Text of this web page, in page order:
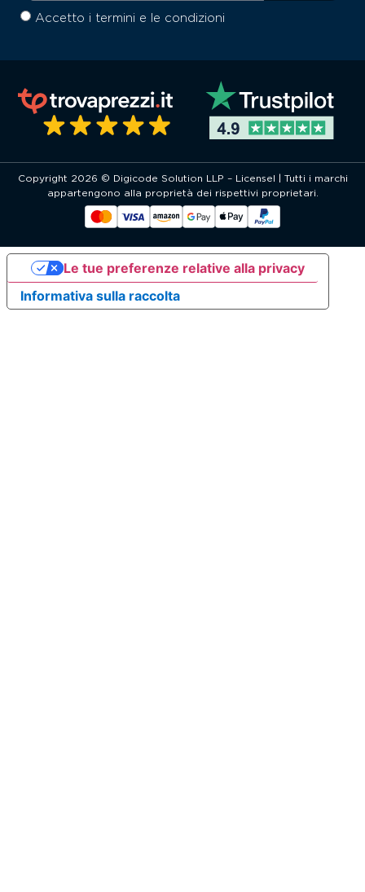
Accetto i termini e le condizioni
Copyright 2026 © Digicode Solution LLP – Licensel | Tutti i marchi
appartengono alla proprietà dei rispettivi proprietari.
Informativa sulla raccolta
Le tue preferenze relative alla privacy